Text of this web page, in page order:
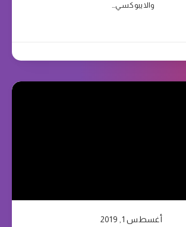
والايبوكسي…
أغسطس 1, 2019